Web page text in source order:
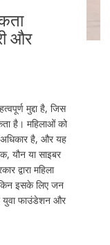
और
मुद्दा है, जिस
है। महिलाओं को
है, और यह
यौन या साइबर
द्वारा महिला
इसके लिए जन
युवा फाउंडेशन और